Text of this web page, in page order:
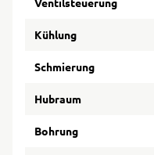
Kühlung
Schmierung
Hubraum
Bohrung